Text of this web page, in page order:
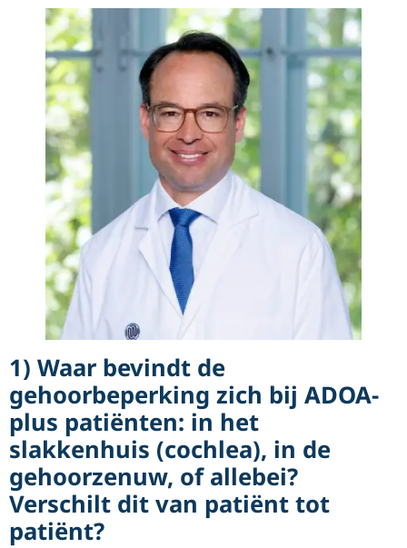
1) Waar bevindt de
gehoorbeperking zich bij ADOA-
plus patiënten: in het
slakkenhuis (cochlea), in de
gehoorzenuw, of allebei?
Verschilt dit van patiënt tot
patiënt?